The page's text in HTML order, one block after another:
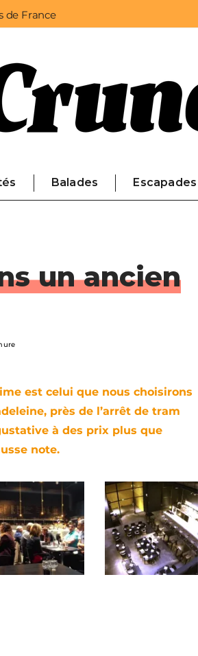
de France
Balades Escapades
un ancien
est celui que nous choisirons
près de l’arrêt de tram
à des prix plus que
note.